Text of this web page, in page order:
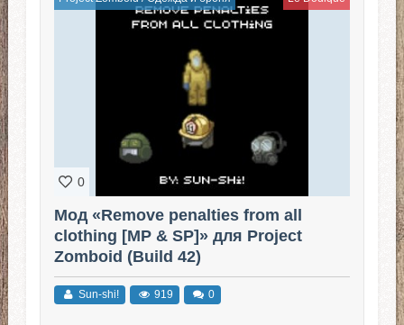
0
Мод «Remove penalties from all
clothing [MP & SP]» для Project
Zomboid (Build 42)
Sun-shi! 919 0